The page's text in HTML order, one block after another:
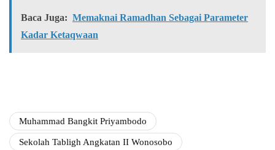
Baca Juga: Memaknai Ramadhan Sebagai Parameter
Kadar Ketaqwaan
Muhammad Bangkit Priyambodo
Sekolah Tabligh Angkatan II Wonosobo